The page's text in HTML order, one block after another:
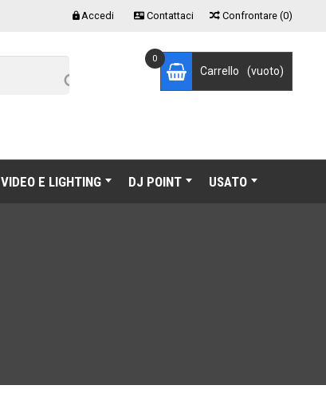
Accedi  Contattaci Confrontare (0)
 Carrello
0
(vuoto)
VIDEO E LIGHTING DJ POINT USATO